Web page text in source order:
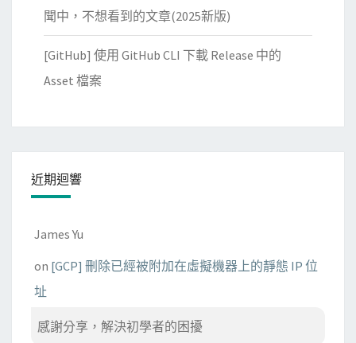
聞中，不想看到的文章(2025新版)
[GitHub] 使用 GitHub CLI 下載 Release 中的
Asset 檔案
近期迴響
James Yu
on [GCP] 刪除已經被附加在虛擬機器上的靜態 IP 位
址
感謝分享，解決初學者的困擾